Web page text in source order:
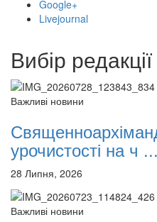
онлайн трансляції
12 сентября 2015
12 сентября 2015
12 сентября 2015
12 сентября 2015
12 сентября 2015
12 сентября 2015
Перейти до архіву
Google+
Livejournal
Вибір редакції
Важливі новини
урочистості на ч ...
28 Липня, 2026
Важливі новини